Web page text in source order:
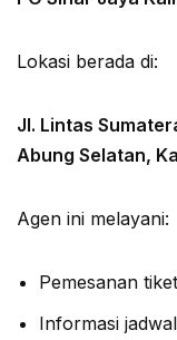
Lokasi berada di:
Jl. Lintas
Abung Selatan,
Agen ini melayani:
Pemesanan tiket
Informasi